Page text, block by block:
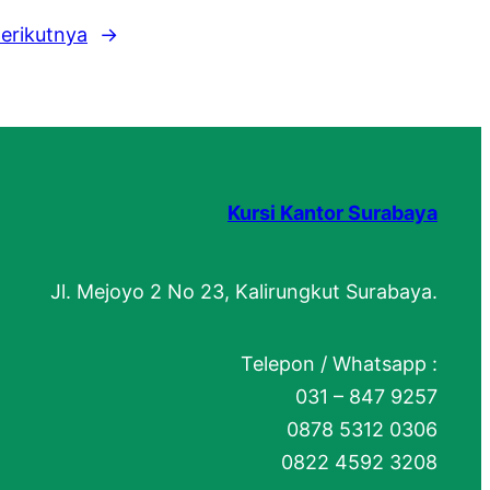
→
Kursi Kantor Surabaya
Jl. Mejoyo 2 No 23, Kalirungkut Surabaya.
Telepon / Whatsapp :
031 – 847 9257
0878 5312 0306
0822 4592 3208